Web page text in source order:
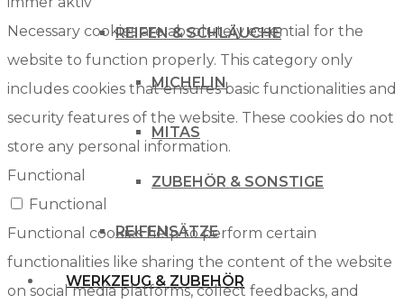
REIFEN & SCHLÄUCHE
MICHELIN
MITAS
ZUBEHÖR & SONSTIGE
REIFENSÄTZE
WERKZEUG & ZUBEHÖR
Necessary cookies are absolutely essential for the
website to function properly. This category only
includes cookies that ensures basic functionalities and
security features of the website. These cookies do not
store any personal information.
Functional
Functional
Functional cookies help to perform certain
functionalities like sharing the content of the website
on social media platforms, collect feedbacks, and